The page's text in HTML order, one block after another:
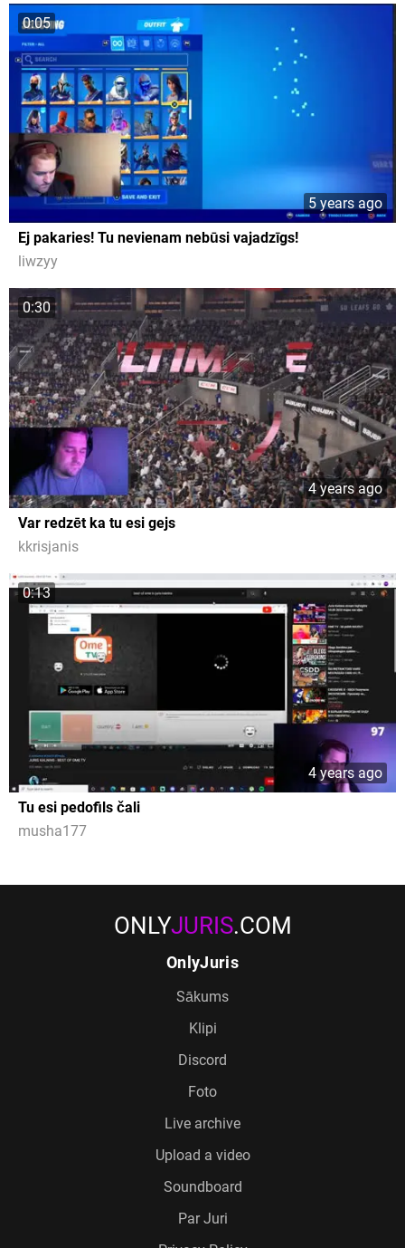
0:05
5 years ago
Ej pakaries! Tu nevienam nebūsi vajadzīgs!
liwzyy
0:30
4 years ago
Var redzēt ka tu esi gejs
kkrisjanis
0:13
4 years ago
Tu esi pedofils čali
musha177
ONLYJURIS.COM
OnlyJuris
Sākums
Klipi
Discord
Foto
Live archive
Upload a video
Soundboard
Par Juri